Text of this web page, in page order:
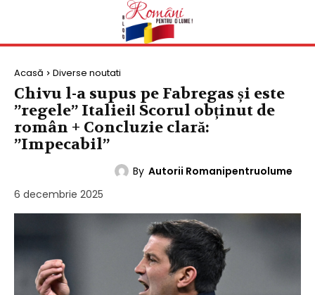
Acasă Diverse noutati
Chivu l-a supus pe Fabregas și este
”regele” Italiei! Scorul obținut de
român + Concluzie clară:
”Impecabil”
By Autorii Romanipentruolume
6 decembrie 2025